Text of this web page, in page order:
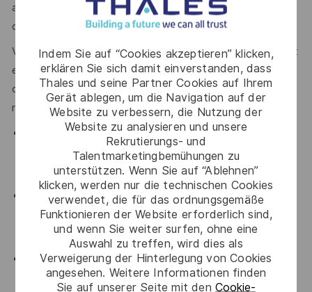
Indem Sie auf “Cookies akzeptieren” klicken,
erklären Sie sich damit einverstanden, dass
Thales und seine Partner Cookies auf Ihrem
Gerät ablegen, um die Navigation auf der
Website zu verbessern, die Nutzung der
Website zu analysieren und unsere
Rekrutierungs- und
Talentmarketingbemühungen zu
unterstützen. Wenn Sie auf “Ablehnen”
klicken, werden nur die technischen Cookies
verwendet, die für das ordnungsgemäße
Funktionieren der Website erforderlich sind,
und wenn Sie weiter surfen, ohne eine
Auswahl zu treffen, wird dies als
Verweigerung der Hinterlegung von Cookies
angesehen. Weitere Informationen finden
Sie auf unserer Seite mit den Cookie-
activement à l’amélioration et la définition de nos process
de delivery.
Vous accompagnerez des équipes autonomes fonctionnant
en Scrum et gestion de flux ainsi qu’un PO représentant du
client (BL Thales ou externe). Vos missions consisteront
notamment à :
Accompagner une ou plusieurs équipes Use Case sur la
maitrise des principes de delivery agiles/lean dans un
cadre Scrum pragmatique et efficace.
S’assurer du pilotage des indicateurs clés dans les
équipes et les accompagner dans leur démarche
d’amélioration continue
Organiser et faciliter le cadrage de nouveaux Use Cases
et les ateliers associés en suivant la méthodologie de